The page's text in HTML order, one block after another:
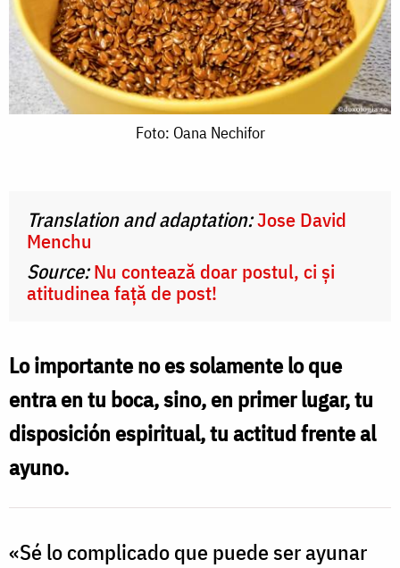
Foto: Oana Nechifor
Translation and adaptation:Jose David
Menchu
Source:Nu contează doar postul, ci și
atitudinea față de post!
Lo importante no es solamente lo que
entra en tu boca, sino, en primer lugar, tu
disposición espiritual, tu actitud frente al
ayuno.
«Sé lo complicado que puede ser ayunar